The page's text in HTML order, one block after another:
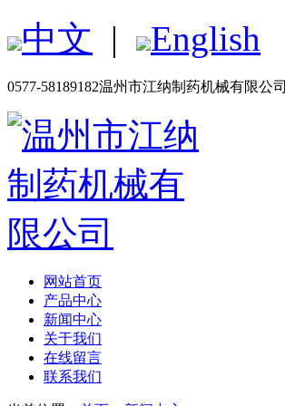
中文 | English
0577-58189182温州市江纳制药机械有限公司
网站首页
产品中心
新闻中心
关于我们
在线留言
联系我们